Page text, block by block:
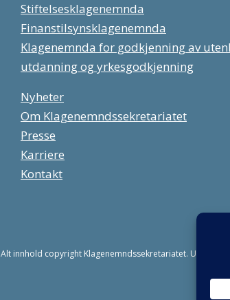
Stiftelsesklagenemnda
Finanstilsynsklagenemnda
Klagenemnda for godkjenning av
utdanning og yrkesgodkjenning
Nyheter
Om Klagenemndssekretariatet
Presse
Karriere
Kontakt
Alt innhold copyright Klagenemndssekretariatet. Utviklet av: